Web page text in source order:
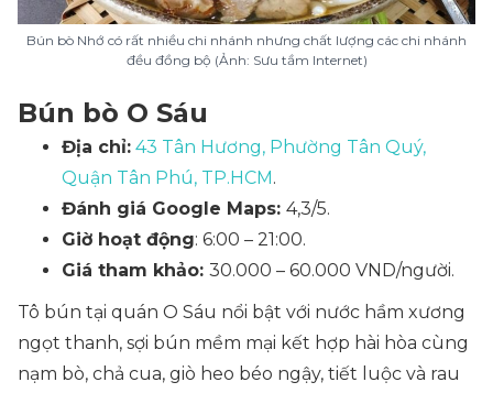
Bún bò Nhớ có rất nhiều chi nhánh nhưng chất lượng các chi nhánh
đều đồng bộ (Ảnh: Sưu tầm Internet)
Bún bò O Sáu
Địa chỉ: 43 Tân Hương, Phường Tân Quý,
Quận Tân Phú, TP.HCM.
Đánh giá Google Maps: 4,3/5.
Giờ hoạt động: 6:00 – 21:00.
Giá tham khảo: 30.000 – 60.000 VND/người.
Tô bún tại quán O Sáu nổi bật với nước hầm xương
ngọt thanh, sợi bún mềm mại kết hợp hài hòa cùng
nạm bò, chả cua, giò heo béo ngậy, tiết luộc và rau